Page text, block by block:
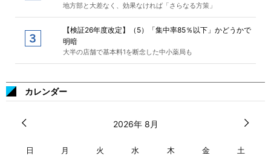
地方部と大差なく、効果なければ「さらなる方策」
【検証26年度改定】（5）「集中率85％以下」かどうかで
明暗
大半の店舗で基本料1を断念した中小薬局も
カレンダー
2026年 8月
日 月 火 水 木 金 土